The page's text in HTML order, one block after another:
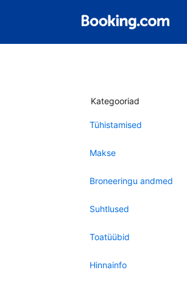
Kategooriad
Tühistamised
Makse
Broneeringu andmed
Suhtlused
Toatüübid
Hinnainfo